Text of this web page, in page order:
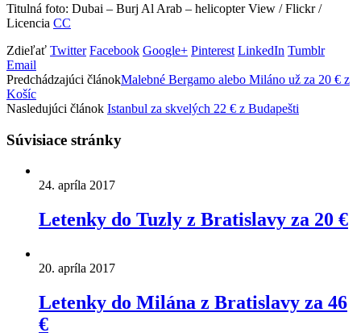
Titulná foto: Dubai – Burj Al Arab – helicopter View / Flickr /
Licencia CC
Zdieľať Twitter Facebook Google+ Pinterest LinkedIn Tumblr
Email
Predchádzajúci článokMalebné Bergamo alebo Miláno už za 20 € z
Košíc
Nasledujúci článok Istanbul za skvelých 22 € z Budapešti
Súvisiace stránky
24. apríla 2017
Letenky do Tuzly z Bratislavy za 20 €
20. apríla 2017
Letenky do Milána z Bratislavy za 46
€